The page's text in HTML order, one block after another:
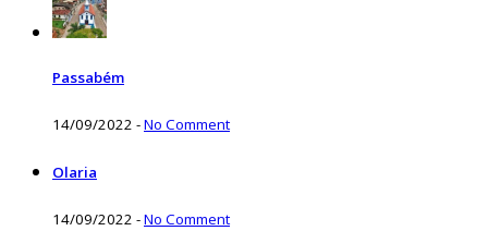
Passabém
14/09/2022 -No Comment
Olaria
14/09/2022 -No Comment